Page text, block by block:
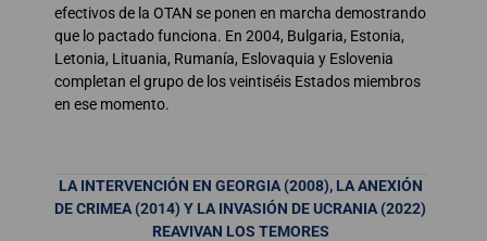
efectivos de la OTAN se ponen en marcha demostrando
que lo pactado funciona. En 2004, Bulgaria, Estonia,
Letonia, Lituania, Rumanía, Eslovaquia y Eslovenia
completan el grupo de los veintiséis Estados miembros
en ese momento.
LA INTERVENCIÓN EN GEORGIA (2008), LA ANEXIÓN
DE CRIMEA (2014) Y LA INVASIÓN DE UCRANIA (2022)
REAVIVAN LOS TEMORES